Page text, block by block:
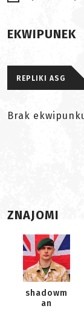
EKWIPUNEK
REPLIKI ASG
Brak
ZNAJOMI
shadowm
an